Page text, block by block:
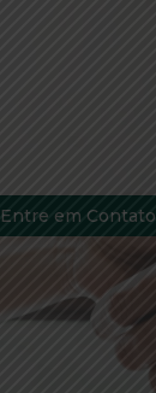
Entre em Contato